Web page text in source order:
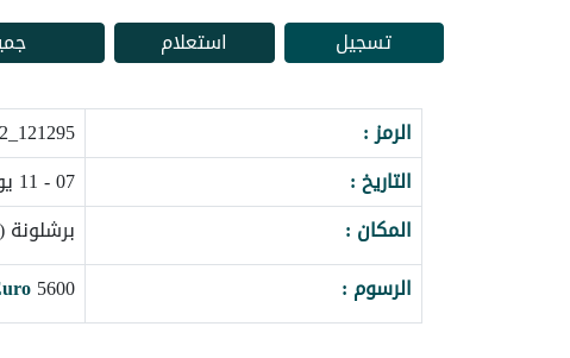
تسجيل استعلام
الرمز :
121295_162532
التاريخ :
07 - 11 يونيو 2027
المكان :
برشلونة
الرسوم :
5600